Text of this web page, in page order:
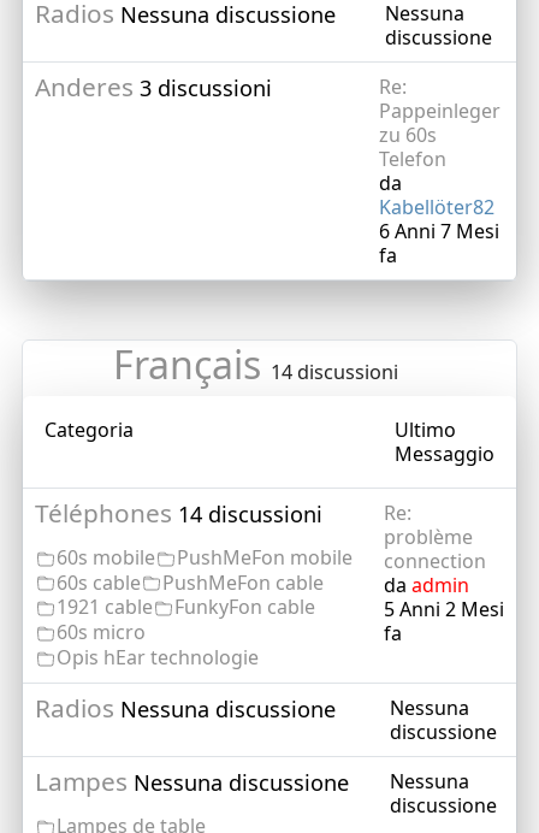
Radios Nessuna discussione
Nessuna
discussione
Anderes 3 discussioni
Re:
Pappeinleger
zu 60s
Telefon
da
Kabellöter82
6 Anni 7 Mesi
fa
Français 14 discussioni
Categoria
Ultimo
Messaggio
Téléphones 14 discussioni
60s mobile
PushMeFon mobile
60s cable
PushMeFon cable
1921 cable
FunkyFon cable
60s micro
Opis hEar technologie
Re:
problème
connection
da admin
5 Anni 2 Mesi
fa
Radios Nessuna discussione
Nessuna
discussione
Lampes Nessuna discussione
Lampes de table
Nessuna
discussione